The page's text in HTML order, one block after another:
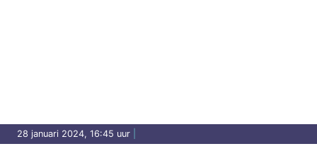
28 januari 2024, 16:45 uur